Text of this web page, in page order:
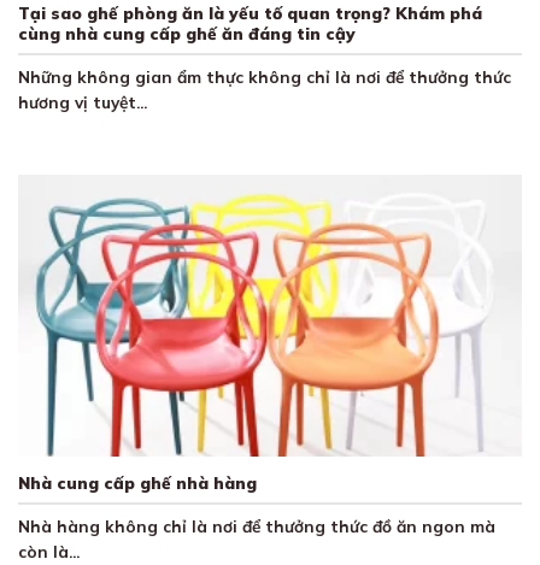
Tại sao ghế phòng ăn là yếu tố quan trọng? Khám phá
cùng nhà cung cấp ghế ăn đáng tin cậy
Những không gian ẩm thực không chỉ là nơi để thưởng thức
hương vị tuyệt...
Nhà cung cấp ghế nhà hàng
Nhà hàng không chỉ là nơi để thưởng thức đồ ăn ngon mà
còn là...